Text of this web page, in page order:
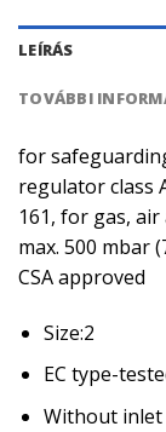
LEÍRÁS
TOVÁBBI
for
regulator class
161, for gas,
max. 500 mbar
CSA approved
Size:2
EC type-
Without inlet